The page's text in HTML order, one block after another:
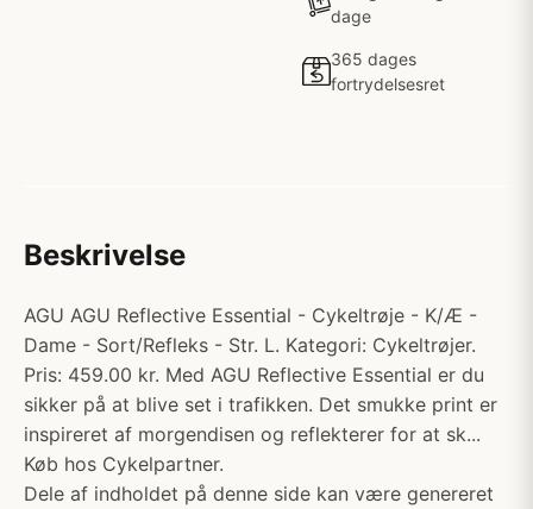
dage
365 dages
fortrydelsesret
Beskrivelse
AGU AGU Reflective Essential - Cykeltrøje - K/Æ -
Dame - Sort/Refleks - Str. L. Kategori: Cykeltrøjer.
Pris: 459.00 kr. Med AGU Reflective Essential er du
sikker på at blive set i trafikken. Det smukke print er
inspireret af morgendisen og reflekterer for at sk...
Køb hos Cykelpartner.
Dele af indholdet på denne side kan være genereret